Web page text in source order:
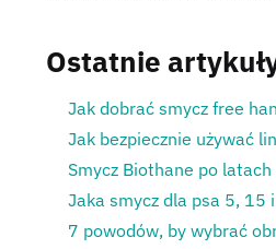
Ostatnie
Jak dobrać smycz free
Jak bezpiecznie używać
Smycz Biothane po
Jaka smycz dla psa 5, 15
7 powodów, by wybrać